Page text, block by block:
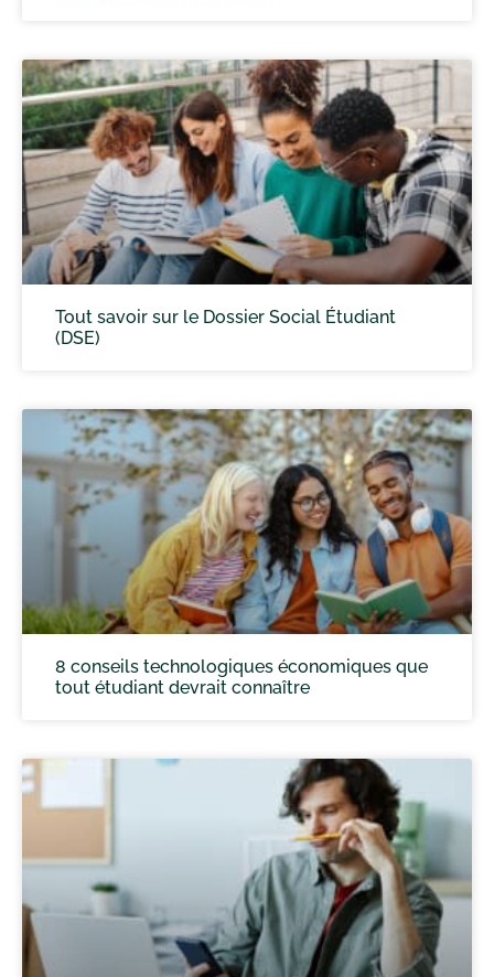
Tout savoir sur le Dossier Social Étudiant
(DSE)
8 conseils technologiques économiques que
tout étudiant devrait connaître